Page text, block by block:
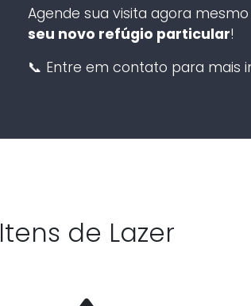
Agende sua visita agora
seu novo refúgio particular!
📞 Entre em contato para mais
Itens de Lazer